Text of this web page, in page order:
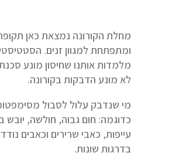
מחלת הקורונה נמצאת כאן
ומתפתחת למגוון זנים.
מלמדות אותנו שחיסון מונע
לא מונע הדבקות בקורונה.
מי שנדבק עלול לסבול
כדוגמה: חום גבוה, חולשה, יובש
עייפות, כאבי שרירים וכאבים
בדרגות שונות.